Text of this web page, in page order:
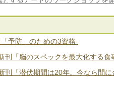
予防」のための3資格-
刊「脳のスペックを最大化する食
刊「潜伏期間は20年。今なら間